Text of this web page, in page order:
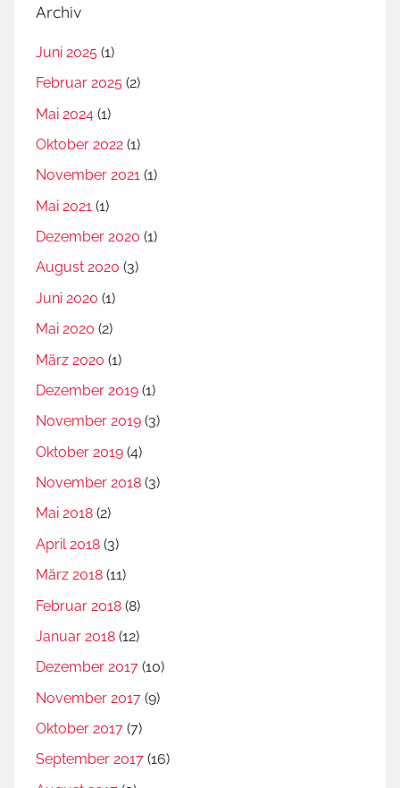
Archiv
Juni 2025 (1)
Februar 2025 (2)
Mai 2024 (1)
Oktober 2022 (1)
November 2021 (1)
Mai 2021 (1)
Dezember 2020 (1)
August 2020 (3)
Juni 2020 (1)
Mai 2020 (2)
März 2020 (1)
Dezember 2019 (1)
November 2019 (3)
Oktober 2019 (4)
November 2018 (3)
Mai 2018 (2)
April 2018 (3)
März 2018 (11)
Februar 2018 (8)
Januar 2018 (12)
Dezember 2017 (10)
November 2017 (9)
Oktober 2017 (7)
September 2017 (16)